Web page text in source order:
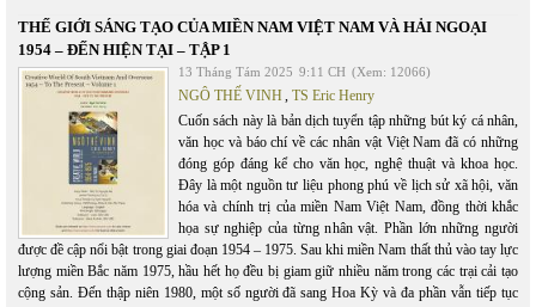
THẾ GIỚI SÁNG TẠO CỦA MIỀN NAM VIỆT NAM VÀ HẢI NGOẠI
1954 – ĐẾN HIỆN TẠI – TẬP 1
13 Tháng Tám 2025 9:11 CH (Xem: 12066)
NGÔ THẾ VINH, TS Eric Henry
Cuốn sách này là bản dịch tuyển tập những bút ký cá nhân,
văn học và báo chí về các nhân vật Việt Nam đã có những
đóng góp đáng kể cho văn học, nghệ thuật và khoa học.
Đây là một nguồn tư liệu phong phú về lịch sử xã hội, văn
hóa và chính trị của miền Nam Việt Nam, đồng thời khắc
họa sự nghiệp của từng nhân vật. Phần lớn những người
được đề cập nổi bật trong giai đoạn 1954 – 1975. Sau khi miền Nam thất thủ vào tay lực
lượng miền Bắc năm 1975, hầu hết họ đều bị giam giữ nhiều năm trong các trại cải tạo
cộng sản. Đến thập niên 1980, một số người đã sang Hoa Kỳ và đa phần vẫn tiếp tục